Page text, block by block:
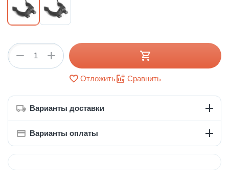
+
−
Отложить Сравнить
Варианты доставки
Варианты оплаты